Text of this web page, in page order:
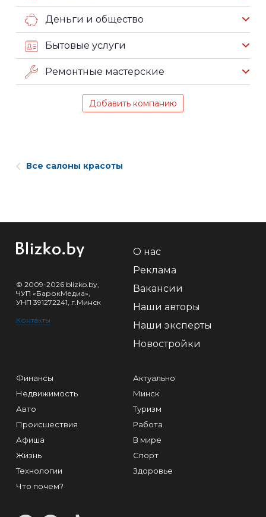
Деньги и общество
Бытовые услуги
Ремонтные мастерские
Добавить компанию
Все салоны красоты
© 2009-2026 blizko.by,
ЧУП «БарокМедиа»,
УНП 391272241, г.Минск
Контакты
О нас
Реклама
Вакансии
Наши авторы
Наши эксперты
Новостройки
Финансы
Недвижимость
Авто
Происшествия
Афиша
Жизнь
Технологии
Что почем?
Актуально
Минск
Туризм
Работа
В мире
Спорт
Здоровье